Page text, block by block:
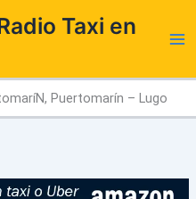
Taxi en
Puertomarín – Lugo